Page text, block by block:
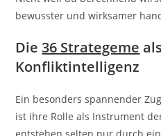
bewusster und wirksamer
Die36 Strategeme
Konfliktintelligenz
Ein besonders spannender
ist ihre Rolle als Instrument
entstehen selten nur durch